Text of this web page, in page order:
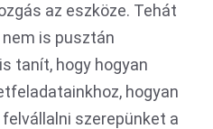
az eszköze. Tehát
is pusztán
tanít, hogy hogyan
hogyan
szerepünket a